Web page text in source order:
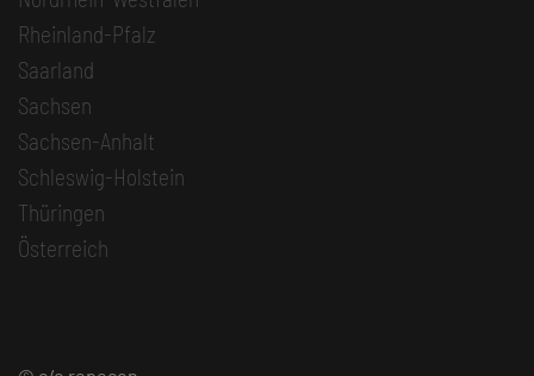
Rheinland-Pfalz
Saarland
Sachsen
Sachsen-Anhalt
Schleswig-Holstein
Thüringen
Österreich